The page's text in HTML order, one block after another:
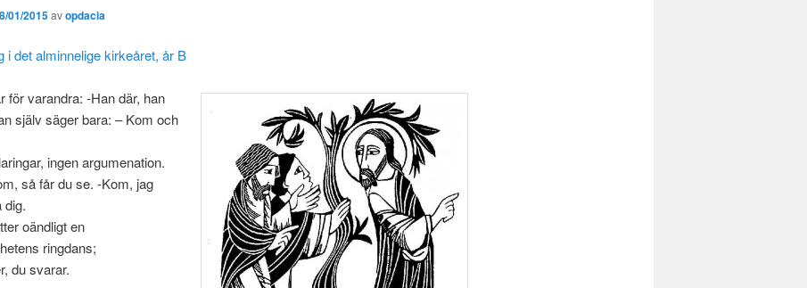
01/2015avopdacia
i det alminnelige kirkeåret, år B
för varandra: -Han där, han
själv säger bara: – Kom och
ingen argumenation.
så får du se. -Kom, jag
dig.
oändligt en
ringdans;
du svarar.